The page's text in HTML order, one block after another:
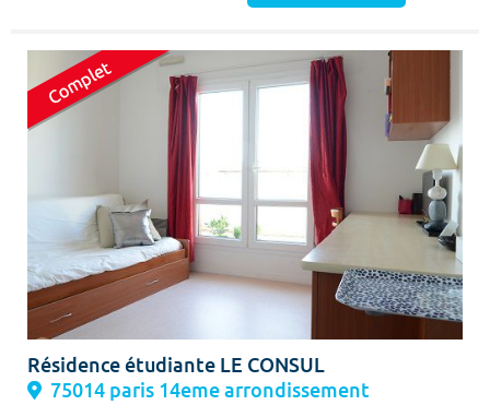
Résidence étudiante LE CONSUL
75014 paris 14eme arrondissement